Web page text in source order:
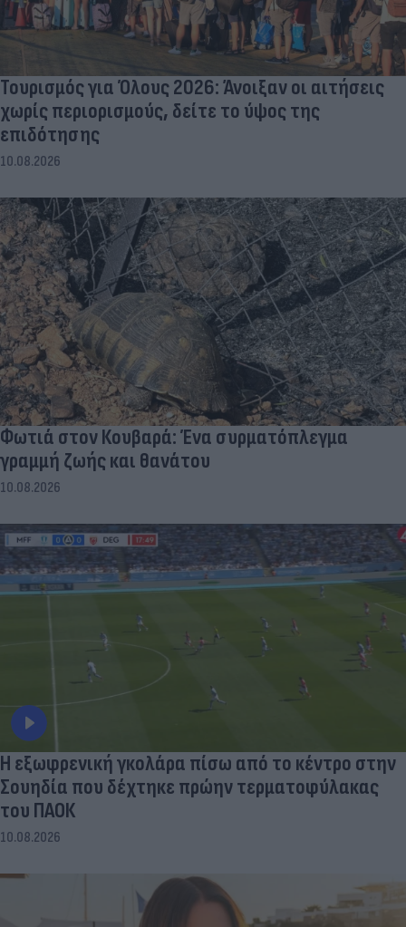
Τουρισμός για Όλους 2026: Άνοιξαν οι αιτήσεις
χωρίς περιορισμούς, δείτε το ύψος της
επιδότησης
10.08.2026
Φωτιά στον Κουβαρά: Ένα συρματόπλεγμα
γραμμή ζωής και θανάτου
10.08.2026
Η εξωφρενική γκολάρα πίσω από το κέντρο στην
Σουηδία που δέχτηκε πρώην τερματοφύλακας
του ΠΑΟΚ
10.08.2026